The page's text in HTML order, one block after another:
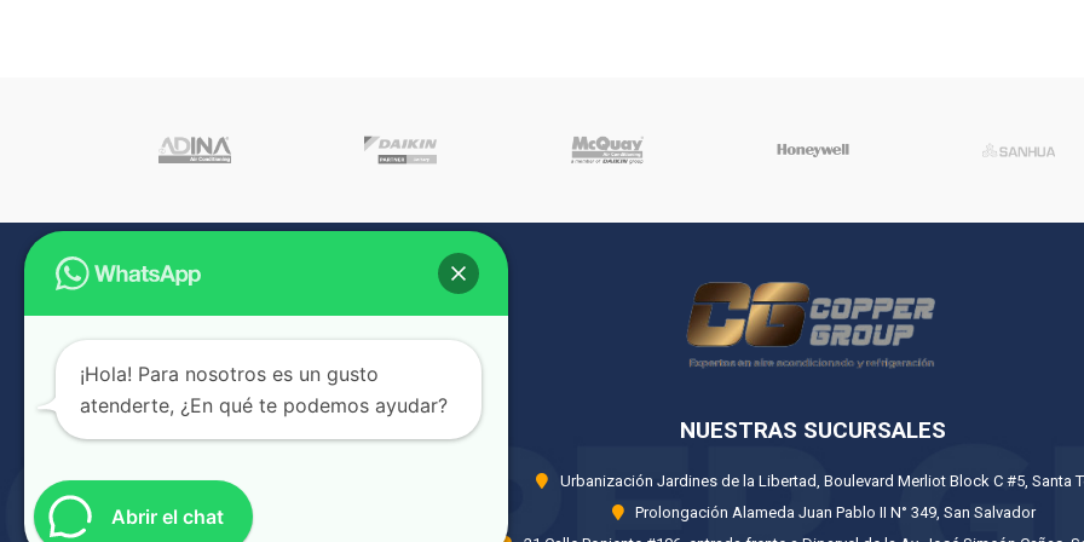
NUESTRAS SUCURSALES
Urbanización Jardines de la Libertad, Boulevard Merliot Block C #5, Santa
Prolongación Alameda Juan Pablo II N° 349, San Salvador
Abrir el chat
¡Hola! Para nosotros es un gusto
atenderte, ¿En qué te podemos ayudar?